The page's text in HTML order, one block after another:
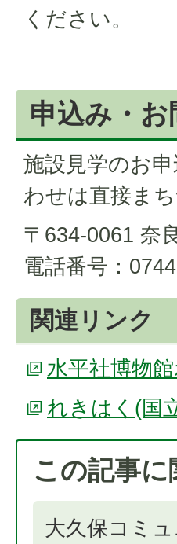
ください。
申込み・お
施設見学のお
わせは直接ま
〒634-0061 奈
電話番号：
関連リンク
水平社博物
れきはく(国
この記事
大久保コミ